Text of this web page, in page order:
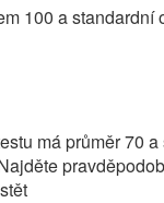
100 a
má průměr 70